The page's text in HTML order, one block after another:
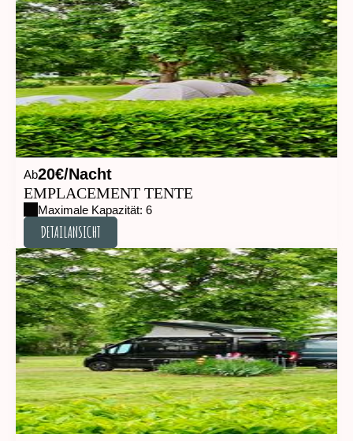
Ab20€/Nacht
EMPLACEMENT TENTE
Maximale Kapazität: 6
DETAILANSICHT
DETAILANSICHT